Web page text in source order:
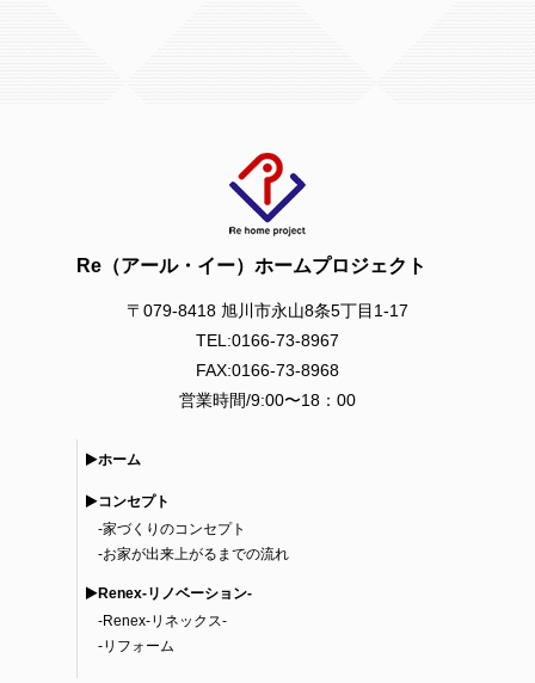
Re（アール・イー）ホームプロジェクト
〒079-8418 旭川市永山8条5丁目1-17
TEL:0166-73-8967
FAX:0166-73-8968
営業時間/9:00〜18：00
ホーム
コンセプト
-家づくりのコンセプト
-お家が出来上がるまでの流れ
Renex-リノベーション-
-Renex-リネックス-
-リフォーム